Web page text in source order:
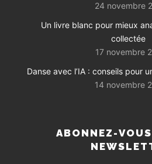
24 novembre
Un livre blanc pour mieux
collectée
17 novembre
Danse avec l’IA : conseils pour
14 novembre
ABONNEZ-